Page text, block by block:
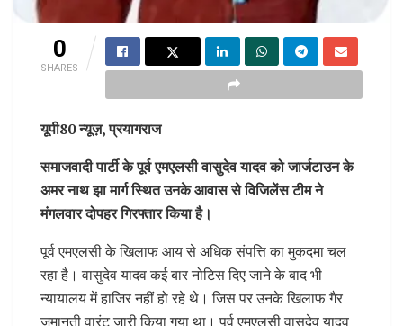
0
SHARES
यूपी80 न्यूज़, प्रयागराज
समाजवादी पार्टी के पूर्व एमएलसी वासुदेव यादव को जार्जटाउन के
अमर नाथ झा मार्ग स्थित उनके आवास से विजिलेंस टीम ने
मंगलवार दोपहर गिरफ्तार किया है।
पूर्व एमएलसी के खिलाफ आय से अधिक संपत्ति का मुकदमा चल
रहा है। वासुदेव यादव कई बार नोटिस दिए जाने के बाद भी
न्यायालय में हाजिर नहीं हो रहे थे। जिस पर उनके खिलाफ गैर
जमानती वारंट जारी किया गया था। पूर्व एमएलसी वासुदेव यादव